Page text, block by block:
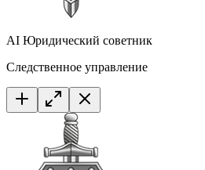
AI Юридический советник
Следственное управление